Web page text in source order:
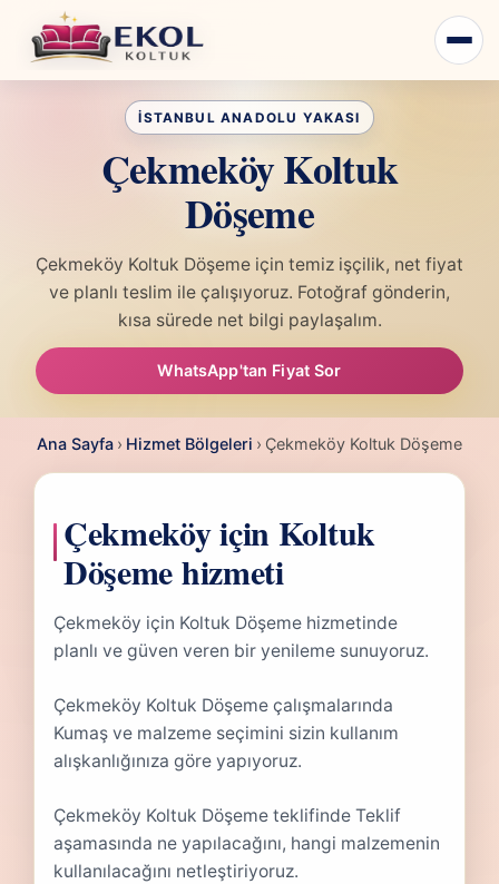
Çekmeköy Koltuk
Döşeme
Çekmeköy Koltuk Döşeme için temiz işçilik, net fiyat
ve planlı teslim ile çalışıyoruz. Fotoğraf gönderin,
kısa sürede net bilgi paylaşalım.
WhatsApp'tan Fiyat Sor
Ana Sayfa › Hizmet Bölgeleri › Çekmeköy Koltuk Döşeme
Çekmeköy için Koltuk
Döşeme hizmeti
Çekmeköy için Koltuk Döşeme hizmetinde
planlı ve güven veren bir yenileme sunuyoruz.
Çekmeköy Koltuk Döşeme çalışmalarında
Kumaş ve malzeme seçimini sizin kullanım
alışkanlığınıza göre yapıyoruz.
Çekmeköy Koltuk Döşeme teklifinde Teklif
aşamasında ne yapılacağını, hangi malzemenin
kullanılacağını netleştiriyoruz.